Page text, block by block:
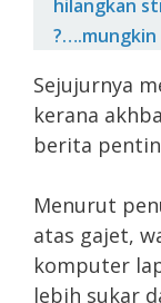
hilangkan
?….mungkin
Sejujurnya
kerana
berita
Menurut
atas gajet,
komputer
lebih sukar